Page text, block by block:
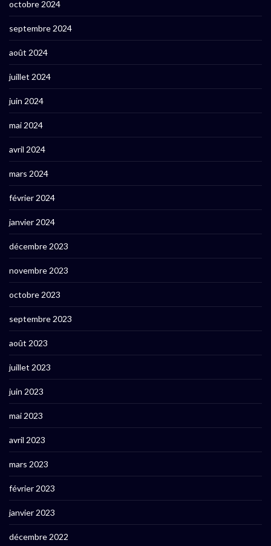
octobre 2024
septembre 2024
août 2024
juillet 2024
juin 2024
mai 2024
avril 2024
mars 2024
février 2024
janvier 2024
décembre 2023
novembre 2023
octobre 2023
septembre 2023
août 2023
juillet 2023
juin 2023
mai 2023
avril 2023
mars 2023
février 2023
janvier 2023
décembre 2022